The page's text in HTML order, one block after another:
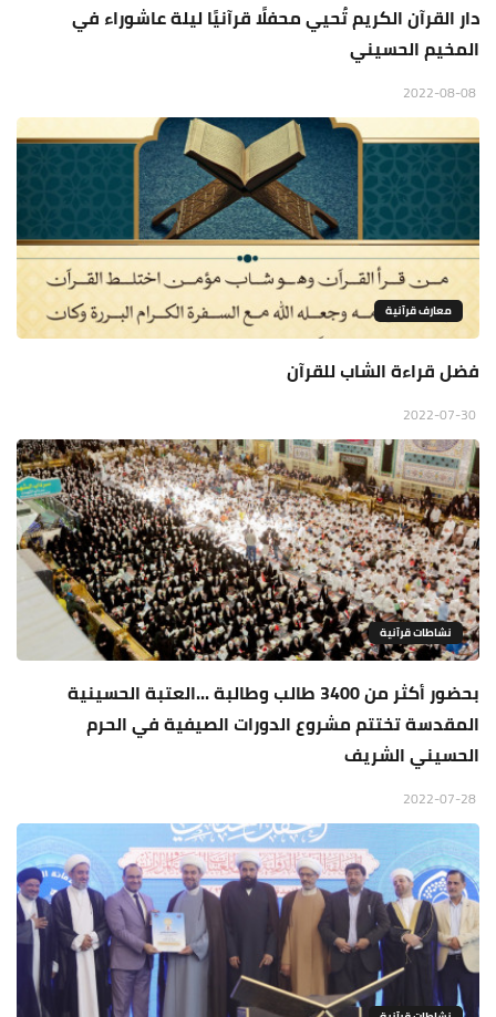
دار القرآن الكريم تُحيي محفلًا قرآنيًا ليلة عاشوراء في
المخيم الحسيني
معارف قرآنية
فضل قراءة الشاب للقرآن
نشاطات قرآنية
بحضور أكثر من 3400 طالب وطالبة ...العتبة الحسينية
المقدسة تختتم مشروع الدورات الصيفية في الحرم
الحسيني الشريف